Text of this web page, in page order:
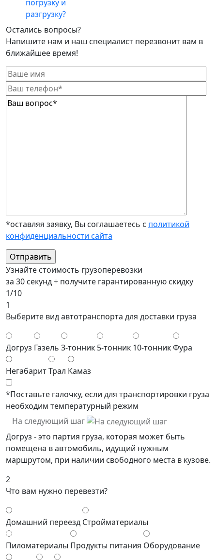
погрузку и
разгрузку?
Остались вопросы?
Напишите нам и наш специалист перезвонит вам в
ближайшее время!
*оставляя заявку, Вы соглашаетесь с политикой
конфиденциальности сайта
Узнайте стоимость грузоперевозки
за 30 секунд + получите гарантированную скидку
1/10
1
Выберите вид автотранспорта для доставки груза
Догруз Газель 3-тонник 5-тонник 10-тонникФура
НегабаритТрал Камаз
*Поставьте галочку, если для транспортировки груза
необходим температурный режим
На следующий шаг
Догруз - это партия груза, которая может быть
помещена в автомобиль, идущий нужным
маршрутом, при наличии свободного места в кузове.
2
Что вам нужно перевезти?
Домашний переезд Стройматериалы
Пиломатериалы Продукты питания Оборудование